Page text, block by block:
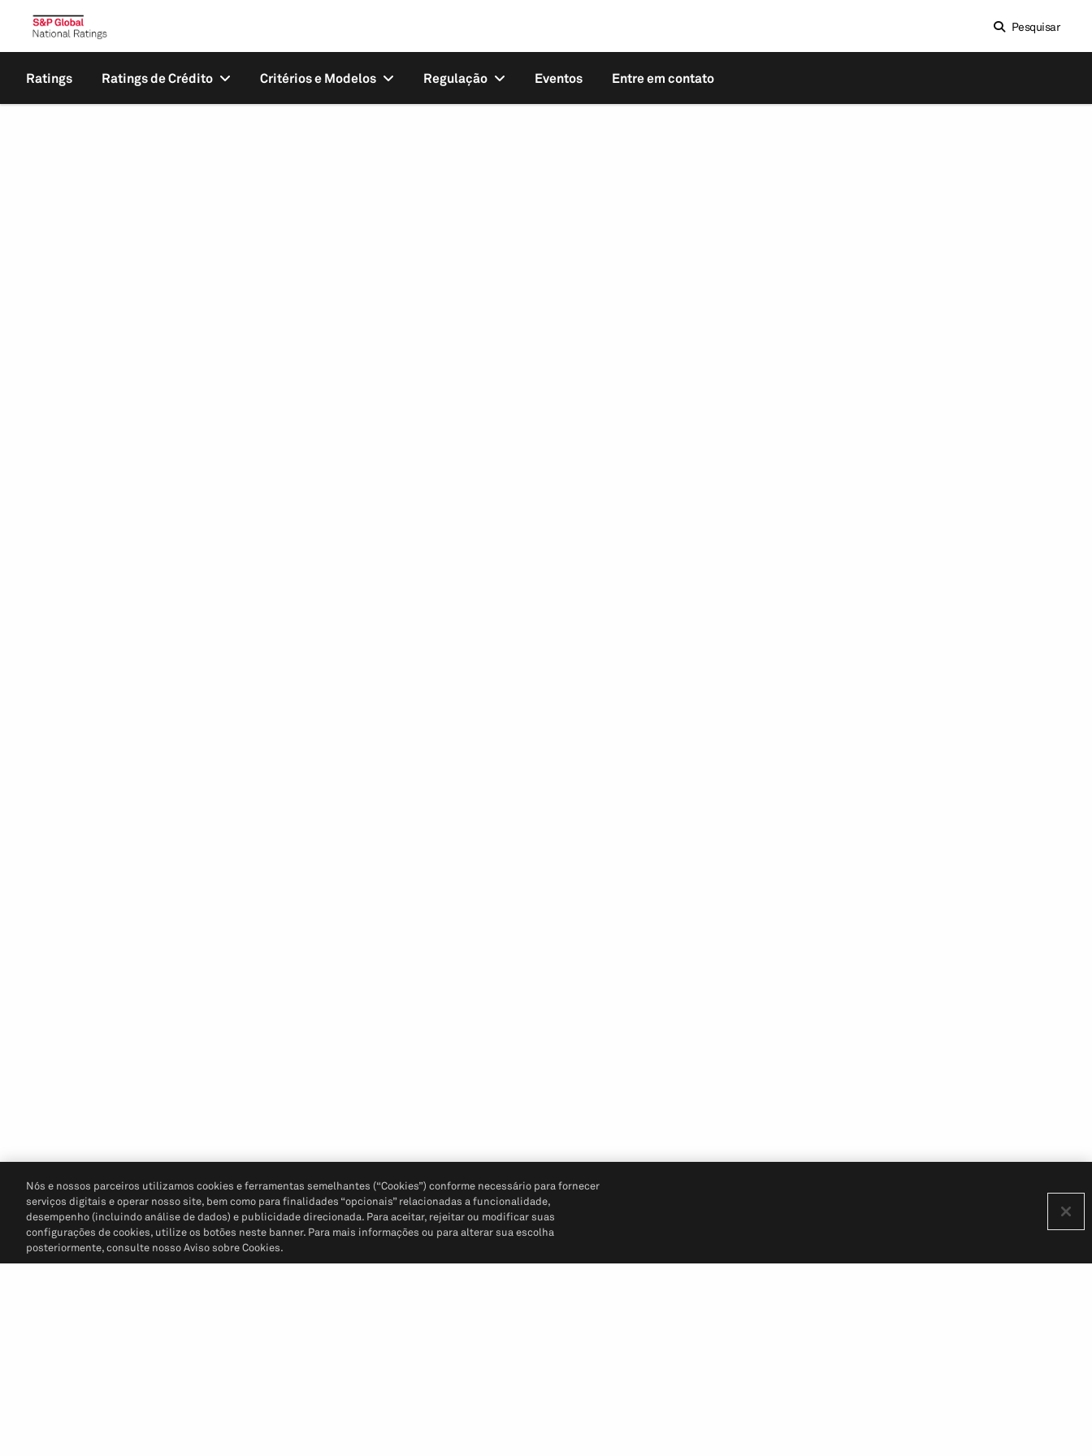
Pesquisar
Ratings Ratings de Crédito Critérios e Modelos Regulação Eventos Entre em contato
Nós e nossos parceiros utilizamos cookies e ferramentas semelhantes (“Cookies”) conforme necessário para fornecer
serviços digitais e operar nosso site, bem como para finalidades “opcionais” relacionadas a funcionalidade,
desempenho (incluindo análise de dados) e publicidade direcionada. Para aceitar, rejeitar ou modificar suas
configurações de cookies, utilize os botões neste banner. Para mais informações ou para alterar sua escolha
posteriormente, consulte nosso Aviso sobre Cookies.